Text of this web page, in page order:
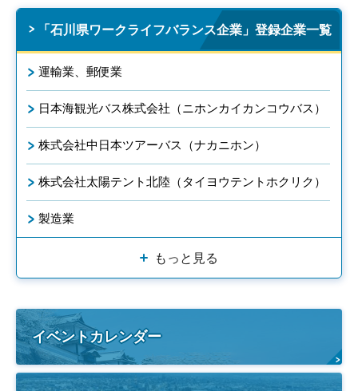
「石川県ワークライフバランス企業」登録企業一覧
運輸業、郵便業
日本海観光バス株式会社（ニホンカイカンコウバス）
株式会社中日本ツアーバス（ナカニホン）
株式会社太陽テント北陸（タイヨウテントホクリク）
製造業
もっと見る
イベントカレンダー